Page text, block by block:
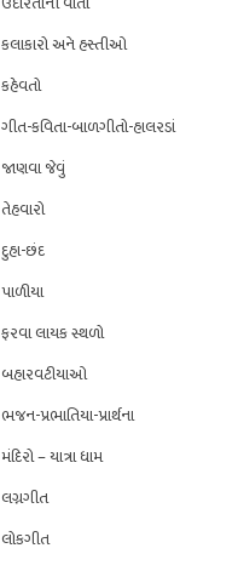
કલાકારો અને હસ્તીઓ
કહેવતો
ગીત-કવિતા-બાળગીતો-હાલરડાં
જાણવા જેવું
તેહવારો
દુહા-છંદ
પાળીયા
ફરવા લાયક સ્થળો
બહારવટીયાઓ
ભજન-પ્રભાતિયા-પ્રાર્થના
મંદિરો – યાત્રા ધામ
લગ્નગીત
લોકગીત